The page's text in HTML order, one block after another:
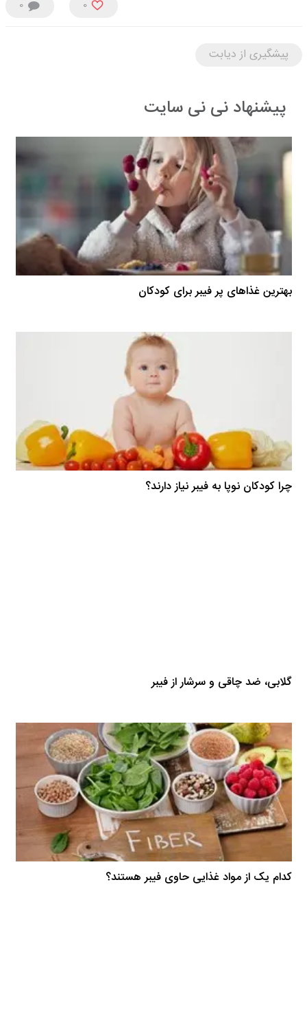
0 0
پیشگیری از دیابت
پیشنهاد نی نی سایت
بهترین غذا‌های پر فیبر برای کودکان
چرا کودکان نوپا به فیبر نیاز دارند؟
گلابی، ضد چاقی و سرشار از فیبر
کدام یک از مواد غذایی حاوی فیبر هستند؟